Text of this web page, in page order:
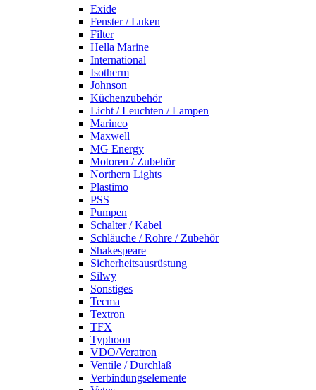
Exide
Fenster / Luken
Filter
Hella Marine
International
Isotherm
Johnson
Küchenzubehör
Licht / Leuchten / Lampen
Marinco
Maxwell
MG Energy
Motoren / Zubehör
Northern Lights
Plastimo
PSS
Pumpen
Schalter / Kabel
Schläuche / Rohre / Zubehör
Shakespeare
Sicherheitsausrüstung
Silwy
Sonstiges
Tecma
Textron
TFX
Typhoon
VDO/Veratron
Ventile / Durchlaß
Verbindungselemente